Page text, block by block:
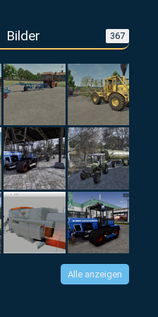
Bilder 367
Alle anzeigen